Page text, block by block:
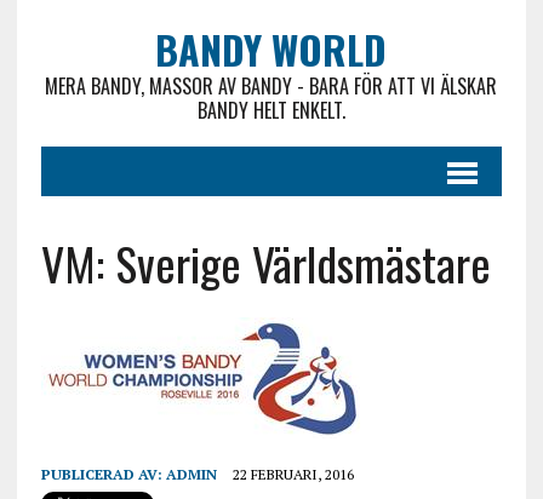
BANDY WORLD
MERA BANDY, MASSOR AV BANDY - BARA FÖR ATT VI ÄLSKAR
BANDY HELT ENKELT.
VM: Sverige Världsmästare
PUBLICERAD AV: ADMIN 22 FEBRUARI, 2016